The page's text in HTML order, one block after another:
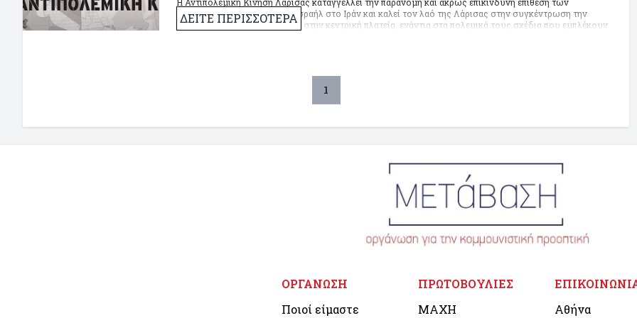
φονιάδων των λαών ΗΠΑ – Ισραήλ στο Ιράν και καλεί τον λαό της Λάρισας στην συγκέντρωση την
Παρασκευή 6 Μάρτη στις 19.00 στην κεντρική πλατεία, ενάντια στα πολεμικά τους σχέδια που εμπλέκουν
ΔΕΙΤΕ ΠΕΡΙΣΣΟΤΕΡΑ
1
ΟΡΓΑΝΩΣΗ
Ποιοί είμαστε
ΠΡΩΤΟΒΟΥΛΙΕΣ
ΜΑΧΗ
Αθήνα